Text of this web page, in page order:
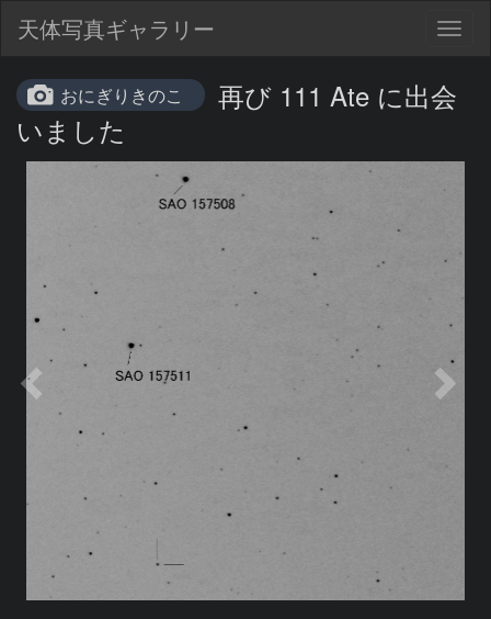
天体写真ギャラリー
おにぎりきのこ
再び 111 Ate に出会
いました